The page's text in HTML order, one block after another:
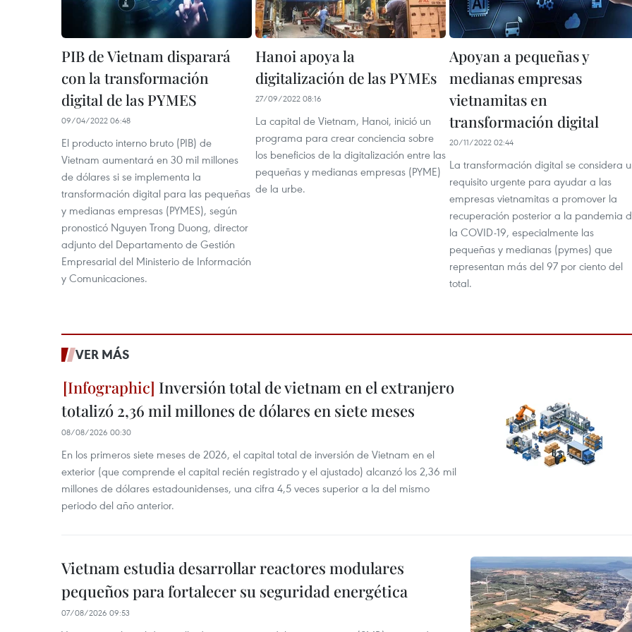
PIB de Vietnam disparará
con la transformación
digital de las PYMES
09/04/2022 06:48
El producto interno bruto (PIB) de
Vietnam aumentará en 30 mil millones
de dólares si se implementa la
transformación digital para las pequeñas
y medianas empresas (PYMES), según
pronosticó Nguyen Trong Duong, director
adjunto del Departamento de Gestión
Empresarial del Ministerio de Información
y Comunicaciones.
Hanoi apoya la
digitalización de las PYMEs
27/09/2022 08:16
La capital de Vietnam, Hanoi, inició un
programa para crear conciencia sobre
los beneficios de la digitalización entre las
pequeñas y medianas empresas (PYME)
de la urbe.
Apoyan a pequeñas y
medianas empresas
vietnamitas en
transformación digital
20/11/2022 02:44
La transformación digital se considera
requisito urgente para ayudar a las
empresas vietnamitas a promover la
recuperación posterior a la pandemia
la COVID-19, especialmente las
pequeñas y medianas (pymes) que
representan más del 97 por ciento del
total.
VER MÁS
Inversión total de vietnam en el extranjero
totalizó 2,36 mil millones de dólares en siete meses
08/08/2026 00:30
En los primeros siete meses de 2026, el capital total de inversión de Vietnam en el
exterior (que comprende el capital recién registrado y el ajustado) alcanzó los 2,36 mil
millones de dólares estadounidenses, una cifra 4,5 veces superior a la del mismo
periodo del año anterior.
Vietnam estudia desarrollar reactores modulares
pequeños para fortalecer su seguridad energética
07/08/2026 09:53